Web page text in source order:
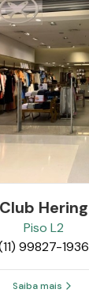
Club Hering
Piso L2
99827-1936
Saiba mais